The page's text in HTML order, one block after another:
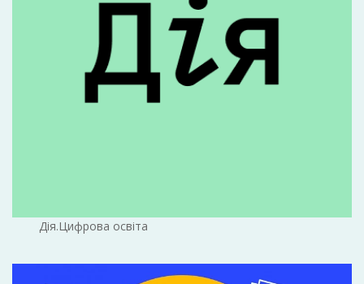
Дія.Цифрова освіта